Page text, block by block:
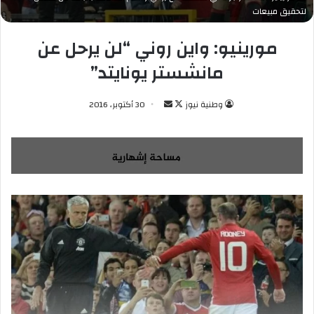
لتحقيق مبيعات
مورينيو: واين روني “لن يرحل عن
مانشستر يونايتد”
وطنية نيوز
ت
ب
ع
ع
ى
X
س
ل
ب
ي
ا
إ
ل
ك
ت
30 أكتوبر، 2016